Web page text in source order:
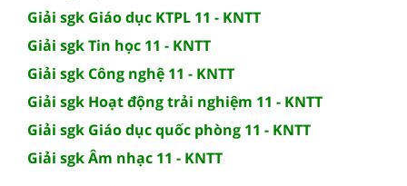
Giải sgk Giáo dục KTPL 11 - KNTT
Giải sgk Tin học 11 - KNTT
Giải sgk Công nghệ 11 - KNTT
Giải sgk Hoạt động trải nghiệm 11 - KNTT
Giải sgk Giáo dục quốc phòng 11 - KNTT
Giải sgk Âm nhạc 11 - KNTT